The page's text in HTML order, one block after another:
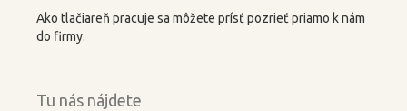
Ako tlačiareň pracuje sa môžete prísť pozrieť priamo k nám
do firmy.
Tu nás nájdete